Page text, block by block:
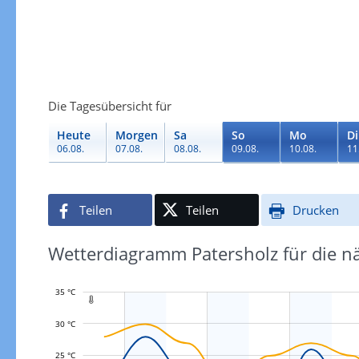
Die Tagesübersicht für
Heute
06.08.
Morgen
07.08.
Sa
08.08.
So
09.08.
Mo
10.08.
Di
Teilen Teilen Drucken
Wetterdiagramm Patersholz für die

25 °C
30 °C
35 °C